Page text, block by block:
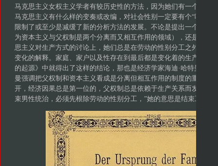
马克思主义女权主义学者有较历史性的方法，因为她们有一个历史
马克思主义有什么样的变奏或改编，对社会性别一定要有个“唯物”
限制了或至少是减缓了新的分析方法的发展。不论是提出一个“双制
为资本主义与父权制是两个分离而又相互作用的领域），还是把分
思主义对生产方式的讨论上，她们总是在劳动的性别分工之外找到
变化的解释。家庭、家户以及性存在到最后都是变化着的生产方式
的起源》中就得出了这样的结论，那也是经济学家海迪·哈特曼的分
曼强调把父权制和资本主义看成是分离但相互作用的制度的重要性
开，经济因果总是第一位的，父权制总是依赖于生产关系而发展和
束男性统治，必须先根除劳动的性别分工，”她的意思是结束工作中